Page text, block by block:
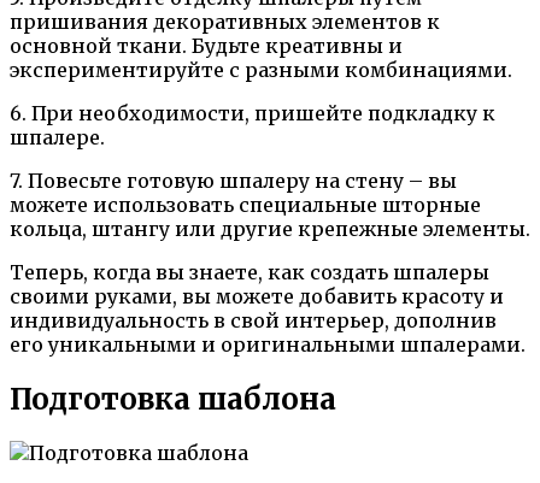
пришивания декоративных элементов к
основной ткани. Будьте креативны и
экспериментируйте с разными комбинациями.
6. При необходимости, пришейте подкладку к
шпалере.
7. Повесьте готовую шпалеру на стену – вы
можете использовать специальные шторные
кольца, штангу или другие крепежные элементы.
Теперь, когда вы знаете, как создать шпалеры
своими руками, вы можете добавить красоту и
индивидуальность в свой интерьер, дополнив
его уникальными и оригинальными шпалерами.
Подготовка шаблона